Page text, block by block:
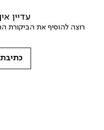
עדיין
רוצה להוסיף את הביקורת